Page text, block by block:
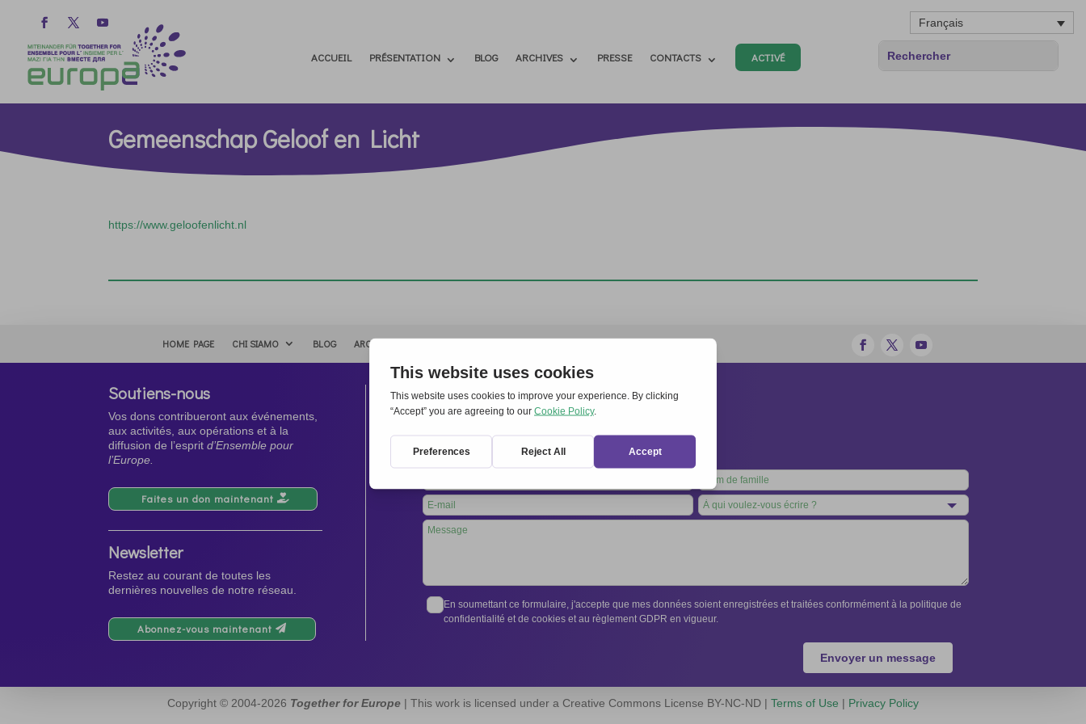
Français
ACCUEIL PRÉSENTATION BLOG ARCHIVES PRESSE CONTACTS ACTIVÉ
Gemeenschap Geloof en Licht
https://www.geloofenlicht.nl
HOME PAGE CHI SIAMO BLOG ARCHIVIO
Soutiens-nous
Vos dons contribueront aux événements,
aux activités, aux opérations et à la
diffusion de l’espritd’Ensemble pour
l’Europe.
Faites un don maintenant
Newsletter
Restez au courant de toutes les
dernières nouvelles de notre réseau.
Abonnez-vous maintenant
Contacts
Secrétariat international:
Tél. +39 06 94798302
this
field
blank
En soumettant ce formulaire, j'accepte que mes données soient enregistrées et traitées conformément à la politique de
confidentialité et de cookies et au règlement GDPR en vigueur.
Envoyer un message
Copyright © 2004-2026 Together for Europe | This work is licensed under a Creative Commons License BY-NC-ND | Terms of Use | Privacy Policy